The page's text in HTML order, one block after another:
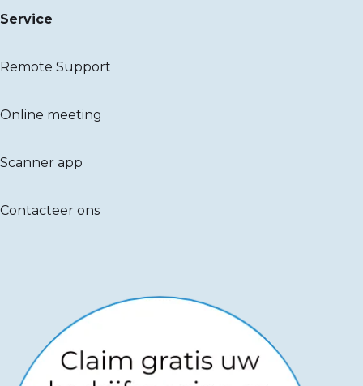
Service
Remote Support
Online meeting
Scanner app
Contacteer ons